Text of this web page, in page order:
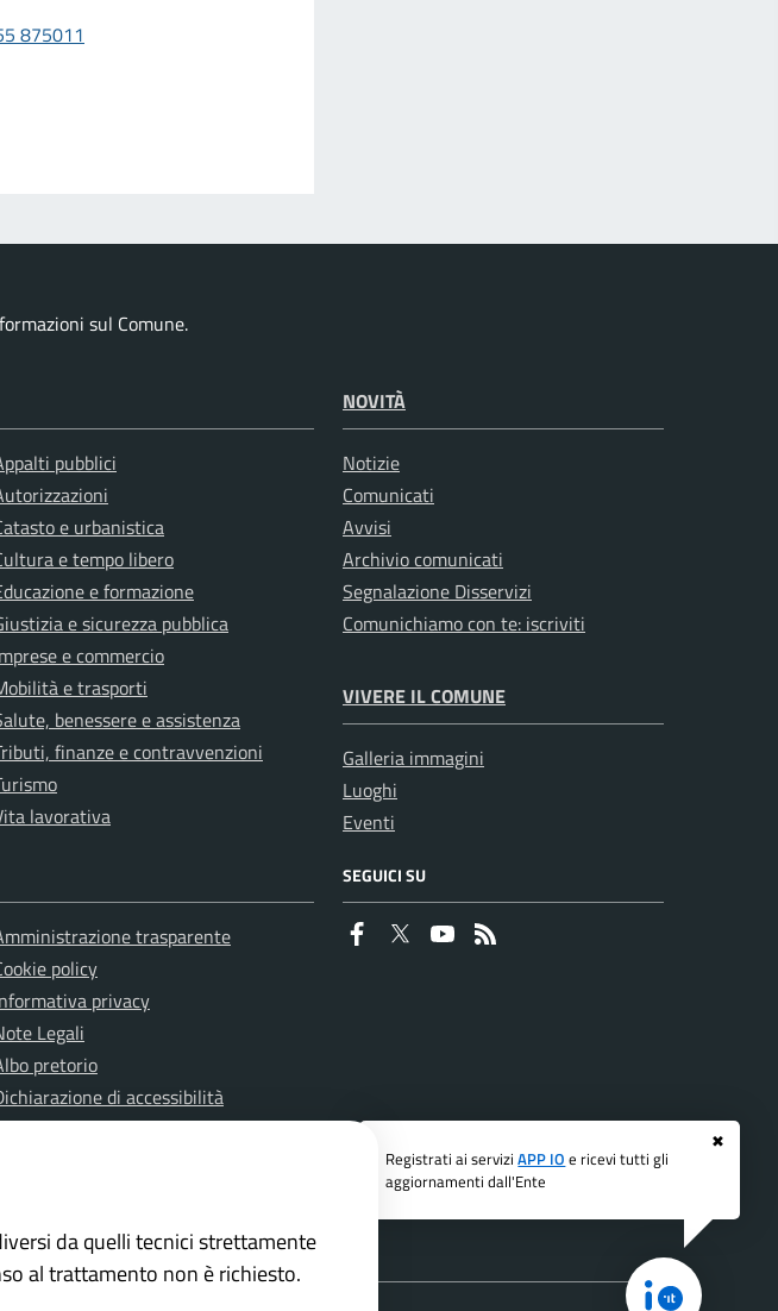
✖
Registrati ai serviziAPP IO e ricevi tutti gli
aggiornamenti dall'Ente
875011
sul Comune.
pubblici
e urbanistica
e tempo libero
e formazione
e sicurezza pubblica
e commercio
e trasporti
benessere e assistenza
finanze e contravvenzioni
lavorativa
NOVITÀ
Notizie
Comunicati
Avvisi
Archivio comunicati
Segnalazione Disservizi
Comunichiamo con te: iscriviti
VIVERE IL COMUNE
Galleria immagini
Luoghi
Eventi
trasparente
policy
privacy
Legali
pretorio
di accessibilità
SEGUICI SU
Faceboook
Twitter Youtube
da quelli tecnici strettamente
al trattamento non è richiesto.